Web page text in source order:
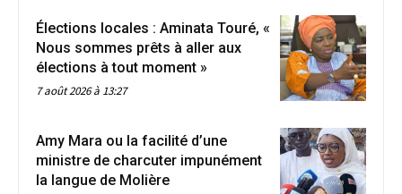
Élections locales : Aminata Touré, «
Nous sommes prêts à aller aux
élections à tout moment »
7 août 2026 à 13:27
Amy Mara ou la facilité d’une
ministre de charcuter impunément
la langue de Molière